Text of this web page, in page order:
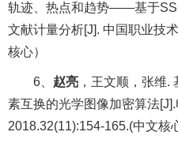
轨迹、热点和趋势——基于
文献计量分析[J]. 中国职业技
核心）
6 赵亮 ，王文顺，张维.
素互换的光学图像加密算法[J].
2018.32(11):154-165.(中文核